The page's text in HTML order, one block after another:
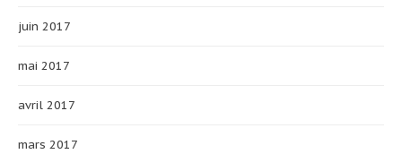
juin 2017
mai 2017
avril 2017
mars 2017